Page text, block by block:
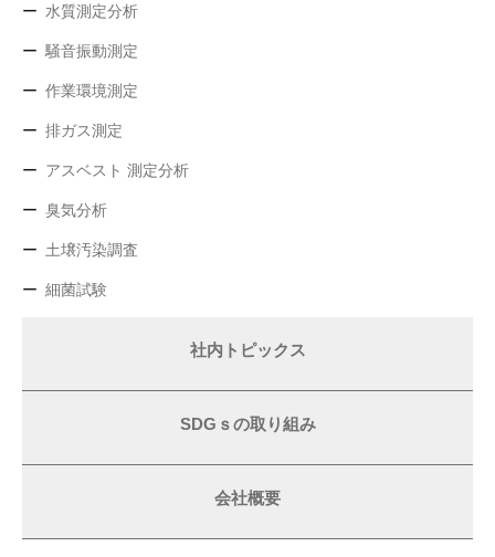
水質測定分析
騒音振動測定
作業環境測定
排ガス測定
アスベスト 測定分析
臭気分析
土壌汚染調査
細菌試験
社内トピックス
SDGｓの取り組み
会社概要